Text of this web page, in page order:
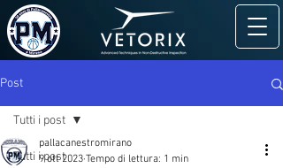
Post
Tutti i post
Tutti i post
pallacanestromirano
9 ott 2023 Tempo di lettura: 1 min